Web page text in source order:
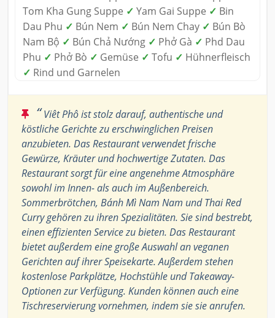
Tom Kha Gung Suppe ✓ Yam Gai Suppe ✓ Bin
Dau Phu ✓ Bún Nem ✓ Bún Nem Chay ✓ Bún Bò
Nam Bộ ✓ Bún Chả Nướng ✓ Phở Gà ✓ Phd Dau
Phu ✓ Phở Bò ✓ Gemüse ✓ Tofu ✓ Hühnerfleisch
✓ Rind und Garnelen
“Viêt Phô ist stolz darauf, authentische und
köstliche Gerichte zu erschwinglichen Preisen
anzubieten. Das Restaurant verwendet frische
Gewürze, Kräuter und hochwertige Zutaten. Das
Restaurant sorgt für eine angenehme Atmosphäre
sowohl im Innen- als auch im Außenbereich.
Sommerbrötchen, Bánh Mì Nam Nam und Thai Red
Curry gehören zu ihren Spezialitäten. Sie sind bestrebt,
einen effizienten Service zu bieten. Das Restaurant
bietet außerdem eine große Auswahl an veganen
Gerichten auf ihrer Speisekarte. Außerdem stehen
kostenlose Parkplätze, Hochstühle und Takeaway-
Optionen zur Verfügung. Kunden können auch eine
Tischreservierung vornehmen, indem sie sie anrufen.